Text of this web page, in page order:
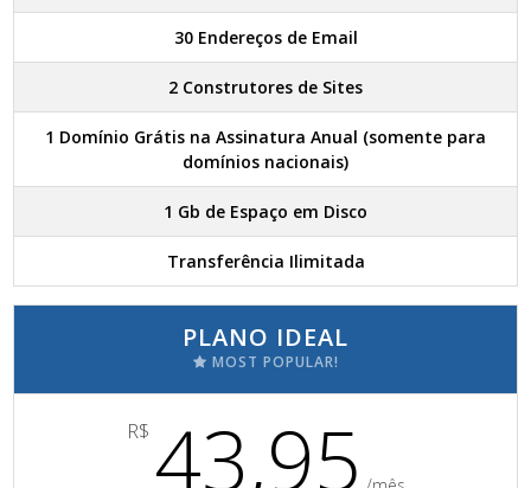
30 Endereços de Email
2 Construtores de Sites
1 Domínio Grátis na Assinatura Anual (somente para
domínios nacionais)
1 Gb de Espaço em Disco
Transferência Ilimitada
PLANO IDEAL
MOST POPULAR!
R$ 43,95